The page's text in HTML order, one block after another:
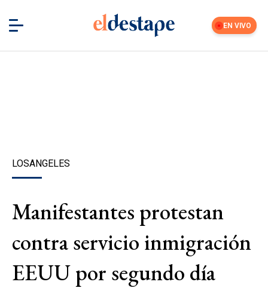
EN VIVO
LOSANGELES
Manifestantes protestan
contra servicio inmigración
EEUU por segundo día